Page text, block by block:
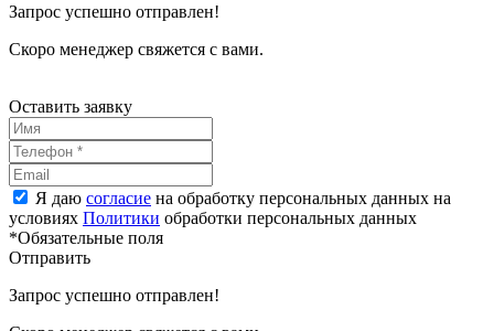
Запрос успешно отправлен!
Скоро менеджер свяжется с вами.
Оставить заявку
Я даю согласие на обработку персональных данных на
условиях Политики обработки персональных данных
*Обязательные поля
Отправить
Запрос успешно отправлен!